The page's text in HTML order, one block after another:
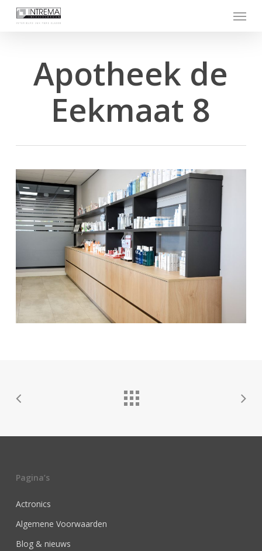
Menu
Apotheek de
Eekmaat 8
Pagina’s
Actronics
Algemene Voorwaarden
Blog & nieuws